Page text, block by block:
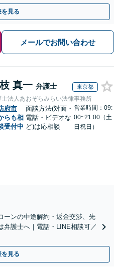
話相談可】
見る
メールでお問い合わせ
真一 弁護士 東京都
士法人あおぞらみらい法律事務所
府市
らも相
受付中
面談方法(対面・
電話・ビデオな
ど)は応相談
営業時間：09:
00~21:00（土
日祝日）
ーンの中途解約・返金交渉、先
弁護士へ｜電話・LINE相談可／
見る